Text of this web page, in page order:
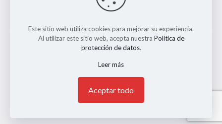
© 2026 ERMO MOTO REPUESTOS. Todos los Derechos
Reservados. || Implementado porAndrés Escobar
Este sitio web utiliza cookies para mejorar su experiencia.
Al utilizar este sitio web, acepta nuestra Política de
protección de datos.
Leer más
Aceptar todo